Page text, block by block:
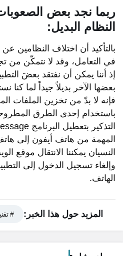
ربما نجد بعض
النظام البديل:
بالتأكيد أن اختلاف النظامين
في التعامل، وقد لا نتمكّن من
إذ أننا يمكن أن نفتقد بعضَ
بعضها الآخر بديلاً جيداً لما كنا
فإنه لا بدّ من تخزين الملفات
باستخدام إحدى الطرق
المهمة من هاتف أيفون إلى
النسيان يمكننا الانتقال موقع
وإلغاء تسجيل الدخول إلى
الهاتف.
المزيد حول هذا الخبر: #